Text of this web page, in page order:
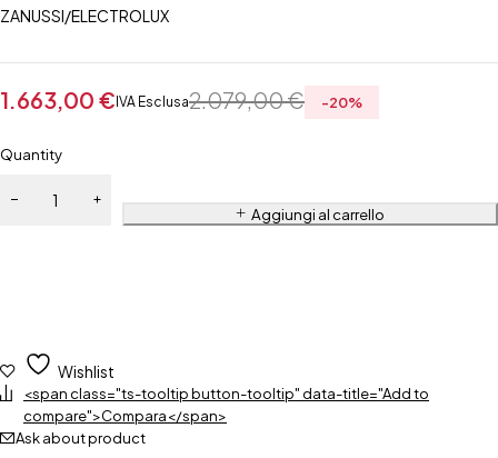
ZANUSSI/ELECTROLUX
2.079,00€
1.663,00 € IVA Esclusa -20%
Quantity
Aggiungi al carrello
Wishlist
<span class="ts-tooltip button-tooltip" data-title="Add to
compare">Compara</span>
Ask about product